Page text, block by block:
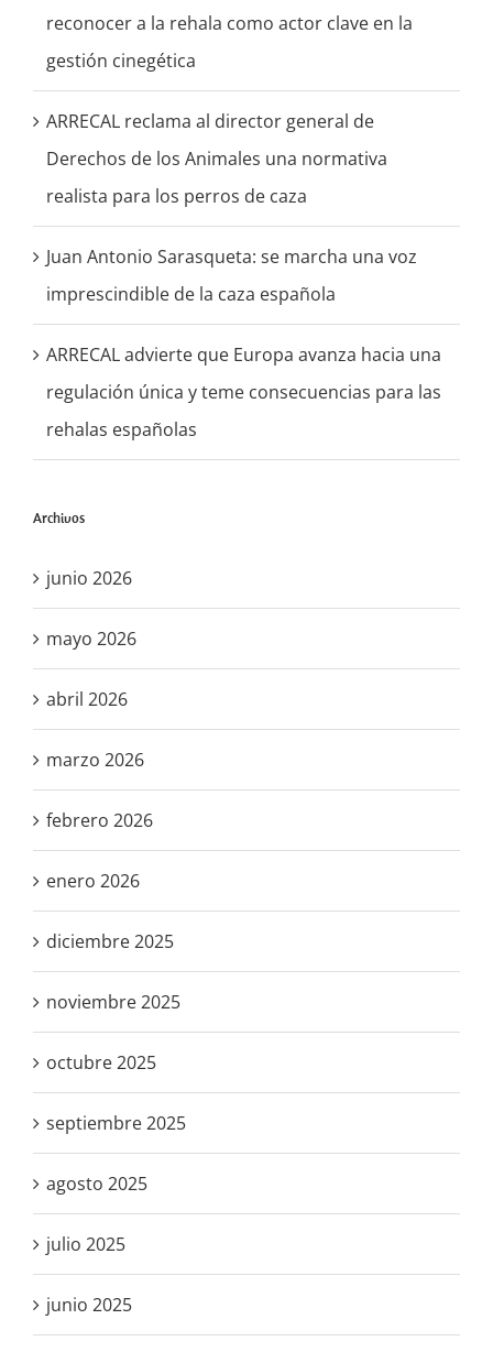
reconocer a la rehala como actor clave en la
gestión cinegética
ARRECAL reclama al director general de
Derechos de los Animales una normativa
realista para los perros de caza
Juan Antonio Sarasqueta: se marcha una voz
imprescindible de la caza española
ARRECAL advierte que Europa avanza hacia una
regulación única y teme consecuencias para las
rehalas españolas
Archivos
junio 2026
mayo 2026
abril 2026
marzo 2026
febrero 2026
enero 2026
diciembre 2025
noviembre 2025
octubre 2025
septiembre 2025
agosto 2025
julio 2025
junio 2025